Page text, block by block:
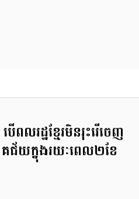
ពលរដ្ឋខ្មែរមិនរុះរើចេញ
យក្នុងរយៈពេល២ខែ